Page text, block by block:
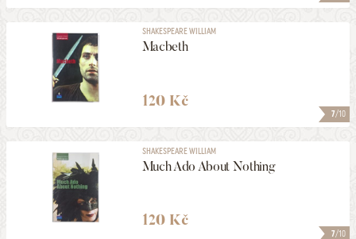
7/10
SHAKESPEARE WILLIAM
Macbeth
120 Kč
7/10
SHAKESPEARE WILLIAM
Much Ado About Nothing
120 Kč